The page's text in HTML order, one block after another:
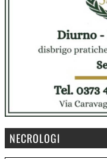
NECROLOGI